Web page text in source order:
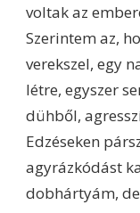
voltak az
Szerintem az,
verekszel, egy
létre, egyszer
dühből,
Edzéseken
agyrázkódást
dobhártyám,